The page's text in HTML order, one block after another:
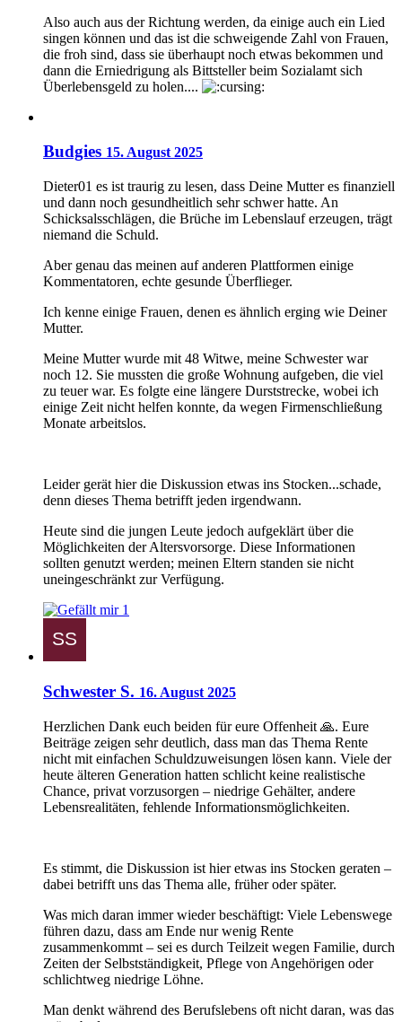
Also auch aus der Richtung werden, da einige auch ein Lied
singen können und das ist die schweigende Zahl von Frauen,
die froh sind, dass sie überhaupt noch etwas bekommen und
dann die Erniedrigung als Bittsteller beim Sozialamt sich
Überlebensgeld zu holen....
Budgies 15. August 2025
Dieter01 es ist traurig zu lesen, dass Deine Mutter es finanziell
und dann noch gesundheitlich sehr schwer hatte. An
Schicksalsschlägen, die Brüche im Lebenslauf erzeugen, trägt
niemand die Schuld.
Aber genau das meinen auf anderen Plattformen einige
Kommentatoren, echte gesunde Überflieger.
Ich kenne einige Frauen, denen es ähnlich erging wie Deiner
Mutter.
Meine Mutter wurde mit 48 Witwe, meine Schwester war
noch 12. Sie mussten die große Wohnung aufgeben, die viel
zu teuer war. Es folgte eine längere Durststrecke, wobei ich
einige Zeit nicht helfen konnte, da wegen Firmenschließung
Monate arbeitslos.
Leider gerät hier die Diskussion etwas ins Stocken...schade,
denn dieses Thema betrifft jeden irgendwann.
Heute sind die jungen Leute jedoch aufgeklärt über die
Möglichkeiten der Altersvorsorge. Diese Informationen
sollten genutzt werden; meinen Eltern standen sie nicht
uneingeschränkt zur Verfügung.
1
Schwester S. 16. August 2025
Herzlichen Dank euch beiden für eure Offenheit 🙏. Eure
Beiträge zeigen sehr deutlich, dass man das Thema Rente
nicht mit einfachen Schuldzuweisungen lösen kann. Viele der
heute älteren Generation hatten schlicht keine realistische
Chance, privat vorzusorgen – niedrige Gehälter, andere
Lebensrealitäten, fehlende Informationsmöglichkeiten.
Es stimmt, die Diskussion ist hier etwas ins Stocken geraten –
dabei betrifft uns das Thema alle, früher oder später.
Was mich daran immer wieder beschäftigt: Viele Lebenswege
führen dazu, dass am Ende nur wenig Rente
zusammenkommt – sei es durch Teilzeit wegen Familie, durch
Zeiten der Selbstständigkeit, Pflege von Angehörigen oder
schlichtweg niedrige Löhne.
Man denkt während des Berufslebens oft nicht daran, was das